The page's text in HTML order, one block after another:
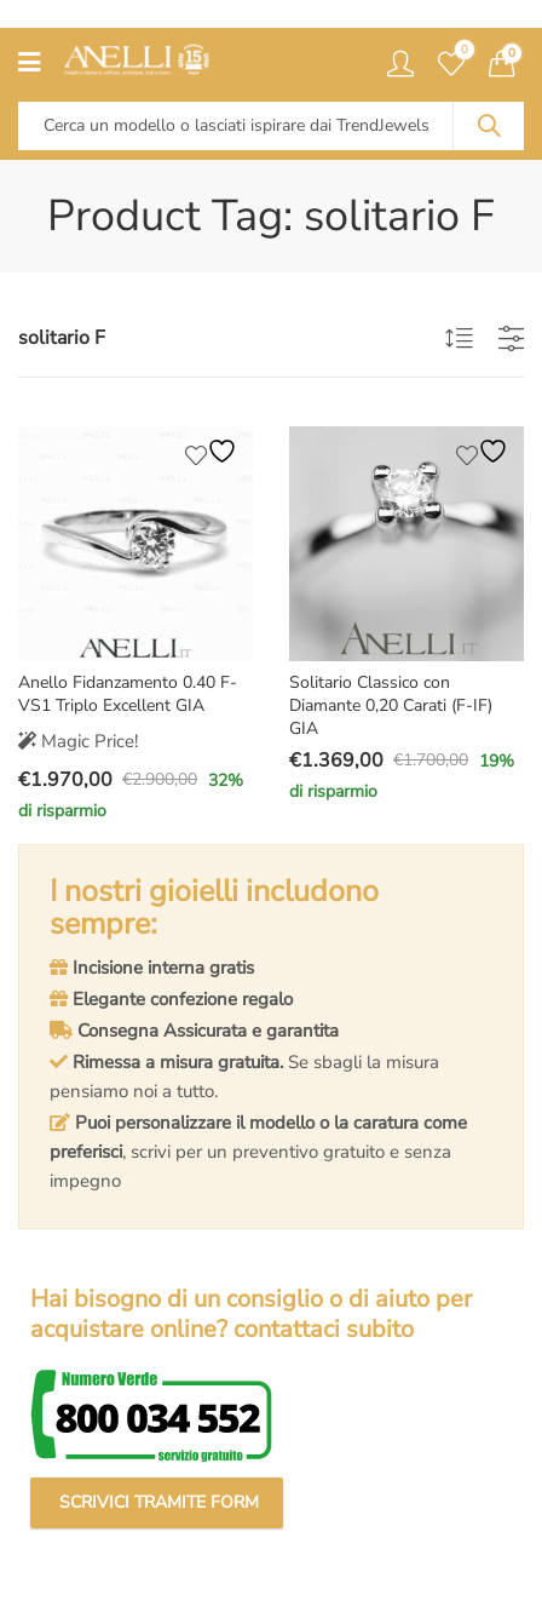
0 0
Product Tag: solitario F
solitario F
Anello Fidanzamento 0.40 F-
VS1 Triplo Excellent GIA
Magic Price!
€2.900,00
Il
prezzo
originale
€2.900,00.
€1.970,00
Il
prezzo
attuale
€1.970,00.
32%
di risparmio
Solitario Classico con
Diamante 0,20 Carati (F-IF)
GIA
€1.700,00
Il
prezzo
€1.700,00.
€1.369,00
Il
prezzo
€1.369,00.
19%
di risparmio
I nostri gioielli includono
sempre:
Incisione interna gratis
Elegante confezione regalo
Consegna Assicurata e garantita
Rimessa a misura gratuita. Se sbagli la misura
pensiamo noi a tutto.
Puoi personalizzare il modello o la caratura come
preferisci, scrivi per un preventivo gratuito e senza
impegno
Hai bisogno di un consiglio o di aiuto per
acquistare online? contattaci subito
SCRIVICI TRAMITE FORM